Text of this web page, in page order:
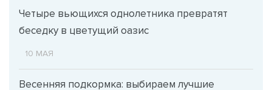
Четыре вьющихся однолетника превратят
беседку в цветущий оазис
10 МАЯ
Весенняя подкормка: выбираем лучшие